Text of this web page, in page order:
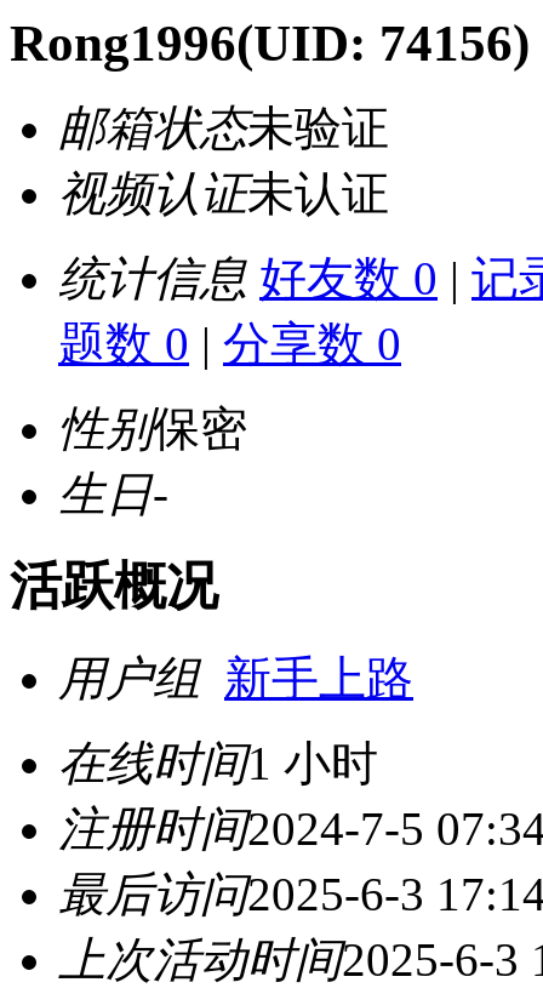
Rong1996(UID: 74156)
邮箱状态未验证
视频认证未认证
统计信息 好友数 0 | 记
题数 0 | 分享数 0
性别保密
生日-
活跃概况
用户组 新手上路
在线时间1 小时
注册时间2024-7-5
最后访问2025-6-3
上次活动时间2025-6-3